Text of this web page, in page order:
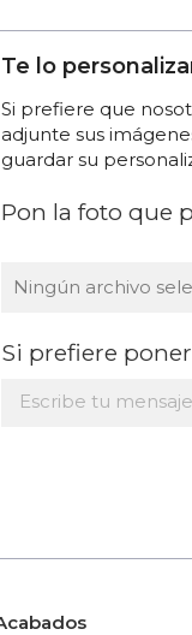
Te lo
Si prefiere que
adjunte sus
guardar su
Pon la foto que
Ningún archivo
Si prefiere